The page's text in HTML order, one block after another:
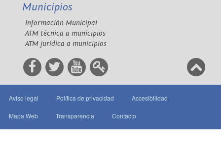
Municipios
Información Municipal
ATM técnica a municipios
ATM jurídica a municipios
Aviso legal Política de privacidad Accesibilidad
Mapa Web Transparencia Contacto